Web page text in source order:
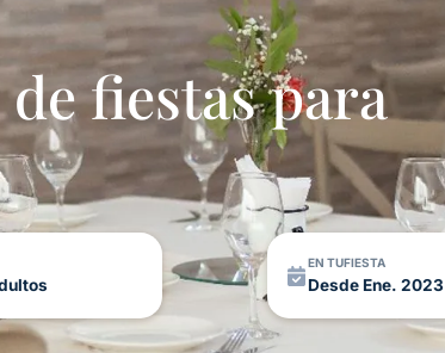
fiestas para
EN TUFIESTA
Desde Ene. 2023